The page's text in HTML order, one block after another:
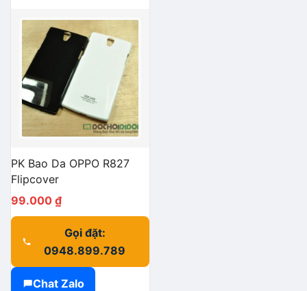
PK Bao Da OPPO R827
Flipcover
99.000 ₫
Gọi đặt:
0948.899.789
Chat Zalo